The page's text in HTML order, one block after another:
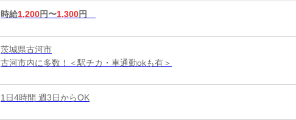
時給1,200円〜1,300円
茨城県古河市
古河市内に多数！＜駅チカ・車通勤okも有＞
1日4時間 週3日からOK